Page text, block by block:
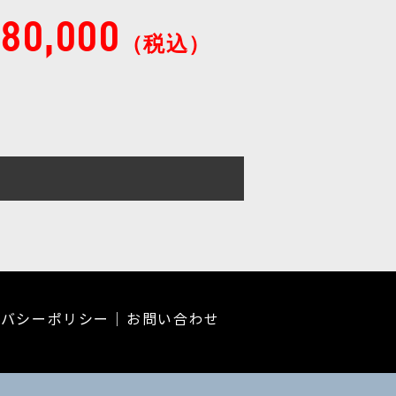
（税込）
シーポリシー お問い合わせ